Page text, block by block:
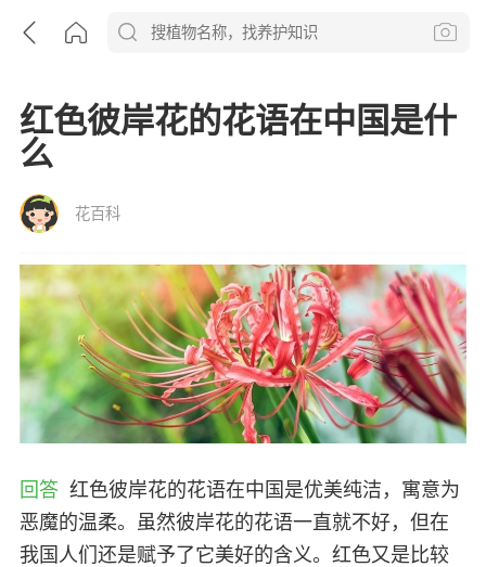
红色彼岸花的花语在中国是什
么
花百科
回答 红色彼岸花的花语在中国是优美纯洁，寓意为
恶魔的温柔。虽然彼岸花的花语一直就不好，但在
我国人们还是赋予了它美好的含义。红色又是比较